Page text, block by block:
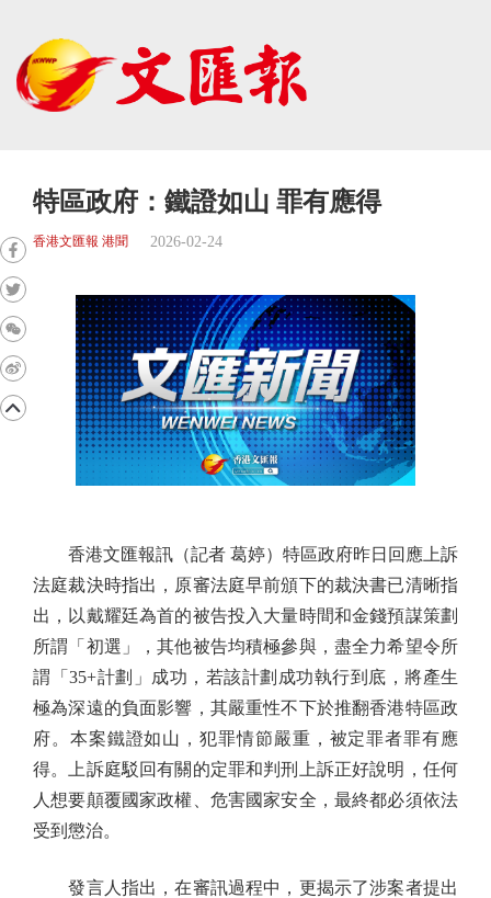
特區政府：鐵證如山 罪有應得
香港文匯報 港聞 2026-02-24
香港文匯報訊（記者 葛婷）特區政府昨日回應上訴
法庭裁決時指出，原審法庭早前頒下的裁決書已清晰指
出，以戴耀廷為首的被告投入大量時間和金錢預謀策劃
所謂「初選」，其他被告均積極參與，盡全力希望令所
謂「35+計劃」成功，若該計劃成功執行到底，將產生
極為深遠的負面影響，其嚴重性不下於推翻香港特區政
府。本案鐵證如山，犯罪情節嚴重，被定罪者罪有應
得。上訴庭駁回有關的定罪和判刑上訴正好說明，任何
人想要顛覆國家政權、危害國家安全，最終都必須依法
受到懲治。
發言人指出，在審訊過程中，更揭示了涉案者提出